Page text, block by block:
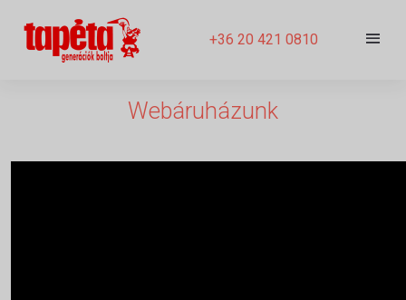
+36 20 421 0810
Webáruházunk